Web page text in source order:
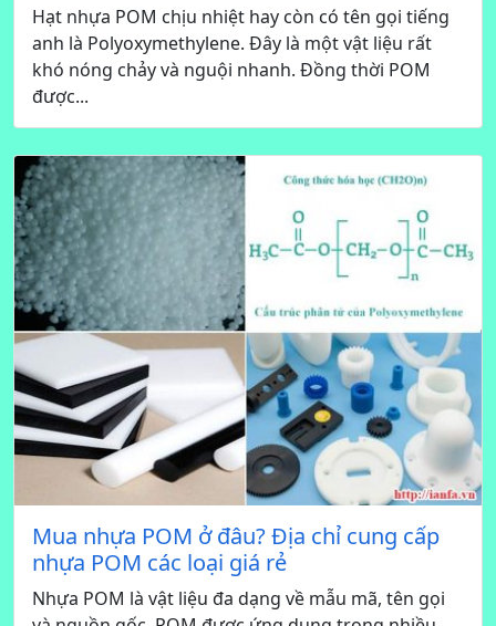
Hạt nhựa POM chịu nhiệt hay còn có tên gọi tiếng
anh là Polyoxymethylene. Đây là một vật liệu rất
khó nóng chảy và nguội nhanh. Đồng thời POM
được...
Mua nhựa POM ở đâu? Địa chỉ cung cấp
nhựa POM các loại giá rẻ
Nhựa POM là vật liệu đa dạng về mẫu mã, tên gọi